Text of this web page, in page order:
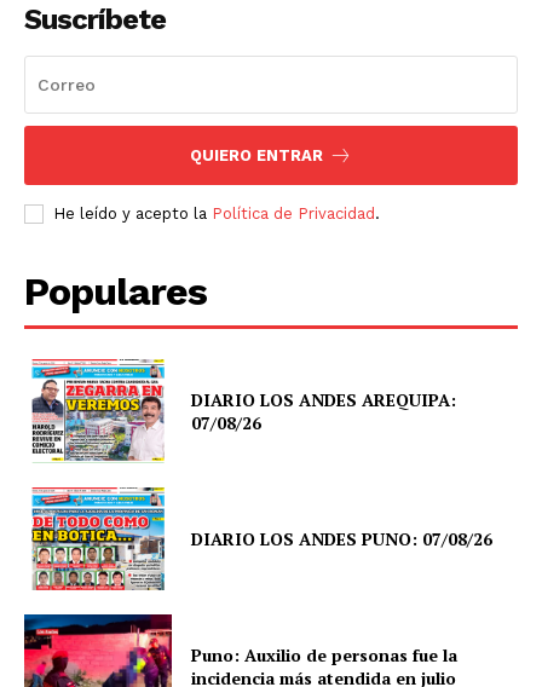
Suscríbete
QUIERO ENTRAR
He leído y acepto la Política de Privacidad .
Populares
DIARIO LOS ANDES AREQUIPA:
07/08/26
DIARIO LOS ANDES PUNO: 07/08/26
Puno: Auxilio de personas fue la
incidencia más atendida en julio